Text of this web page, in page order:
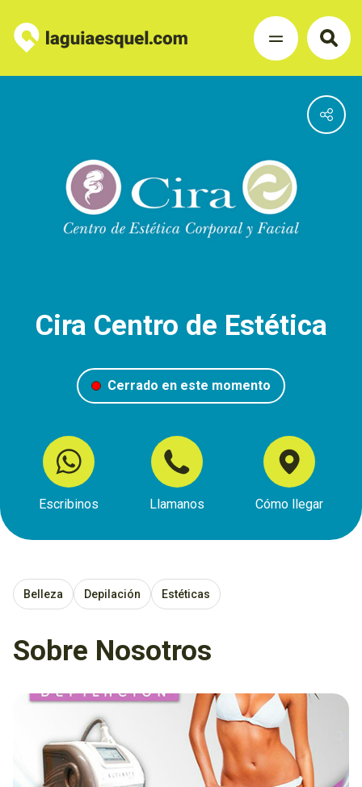
Cira Centro de Estética
Cerrado en este momento
Escribinos Llamanos Cómo llegar
Belleza Depilación Estéticas
Sobre Nosotros